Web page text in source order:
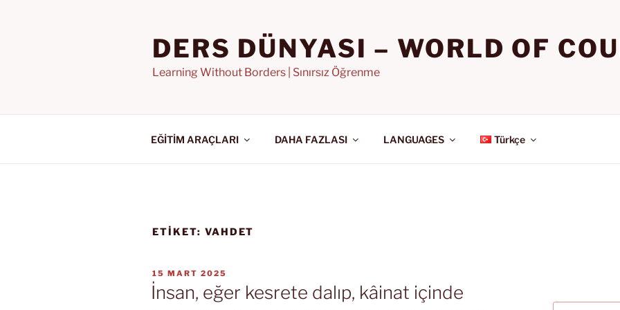
DERS DÜNYASI – WORLD OF
Learning Without Borders | Sınırsız Öğrenme
EĞİTİM ARAÇLARI DAHA FAZLASI LANGUAGES Türkçe
ETIKET: VAHDET
YAYIM
TARIHI
15 MART 2025
İnsan, eğer kesrete dalıp, kâinat içinde